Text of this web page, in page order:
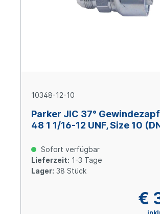
10348-12-10
Parker JIC 37°
48 1 1/16-12 UNF, Size 10
Sofort verfügbar
Lieferzeit: 1-3 Tage
Lager: 38 Stück
€